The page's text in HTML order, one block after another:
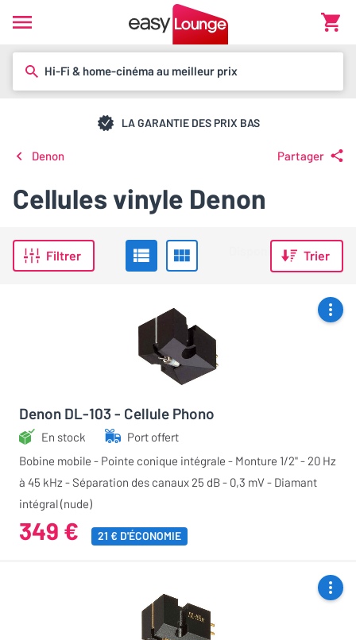
Hi-Fi & home-cinéma au meilleur prix
LA GARANTIE DES PRIX BAS
Denon Partager
Cellules vinyle Denon
Filtrer Trier
Denon DL-103 - Cellule Phono
En stock
Port offert
Bobine mobile - Pointe conique intégrale - Monture 1/2" - 20 Hz
à 45 kHz - Séparation des canaux 25 dB - 0,3 mV - Diamant
intégral (nude)
349 € 21 € D'ÉCONOMIE